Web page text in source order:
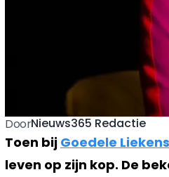
DoorNieuws365 Redactie
Toen bij Goedele Liekens
leven op zijn kop. De